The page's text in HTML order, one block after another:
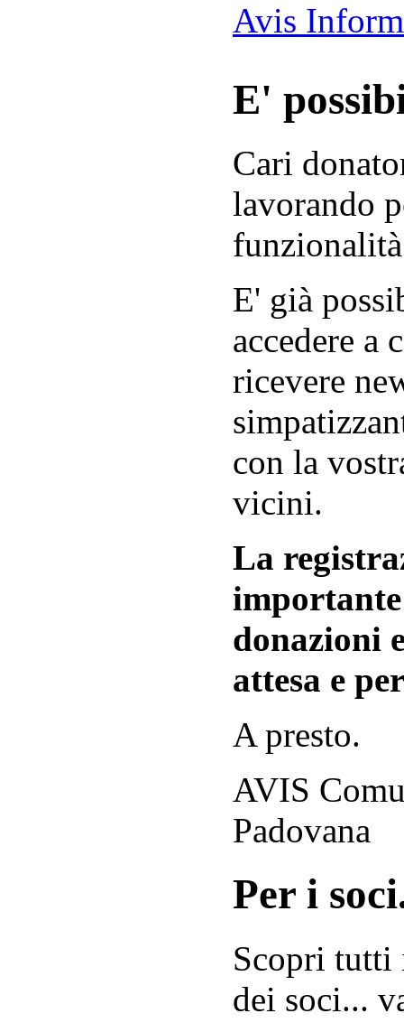
Avis
E'
Cari
lavorando
E' già
accedere a
ricevere
con la
vicini.
La
donazioni
attesa e
A presto.
AVIS
Padovana
Per i
Scopri tutti
dei soci...